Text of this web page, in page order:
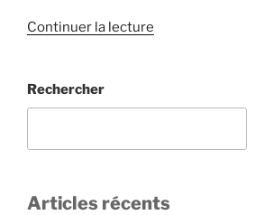
Continuer la lecture
percevoir
pour
Rechercher
Articles récents